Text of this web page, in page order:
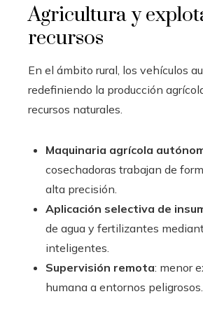
Agricultura y
recursos
En el ámbito rural, los vehículos
redefiniendo la producción
recursos naturales.
Maquinaria agrícola
cosechadoras trabajan de
alta precisión.
Aplicación selectiva de
de agua y fertilizantes
inteligentes.
Supervisión remota: menor
humana a entornos peligrosos.